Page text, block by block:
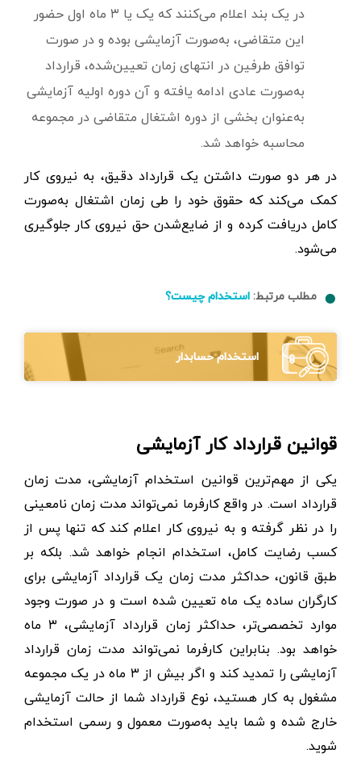
در یک بند اعلام می‌کنند که یک یا ۳ ماه اول حضور
این متقاضی، به‌صورت آزمایشی بوده و در صورت
توافق طرفین در انتهای زمان تعیین‌شده، قرارداد
به‌صورت عادی ادامه یافته و آن دوره اولیه آزمایشی
به‌عنوان بخشی از دوره اشتغال متقاضی در مجموعه
محاسبه خواهد شد.
در هر دو صورت داشتن یک قرارداد دقیق، به نیروی کار
کمک می‌کند که حقوق خود را طی زمان اشتغال به‌صورت
کامل دریافت کرده و از ضایع‌شدن حق نیروی کار جلوگیری
می‌شود.
مطلب مرتبط: استخدام چیست؟
استخدام حسابدار
قوانین قرارداد کار آزمایشی
یکی از مهم‌ترین قوانین استخدام آزمایشی، مدت زمان
قرارداد است. در واقع کارفرما نمی‌تواند مدت زمان نامعینی
را در نظر گرفته و به نیروی کار اعلام کند که تنها پس از
کسب رضایت کامل، استخدام انجام خواهد شد. بلکه بر
طبق قانون، حداکثر مدت زمان یک قرارداد آزمایشی برای
کارگران ساده یک ماه تعیین شده است و در صورت وجود
موارد تخصصی‌تر، حداکثر زمان قرارداد آزمایشی، ۳ ماه
خواهد بود. بنابراین کارفرما نمی‌تواند مدت زمان قرارداد
آزمایشی را تمدید کند و اگر بیش از ۳ ماه در یک مجموعه
مشغول به کار هستید، نوع قرارداد شما از حالت آزمایشی
خارج شده و شما باید به‌صورت معمول و رسمی استخدام
شوید.